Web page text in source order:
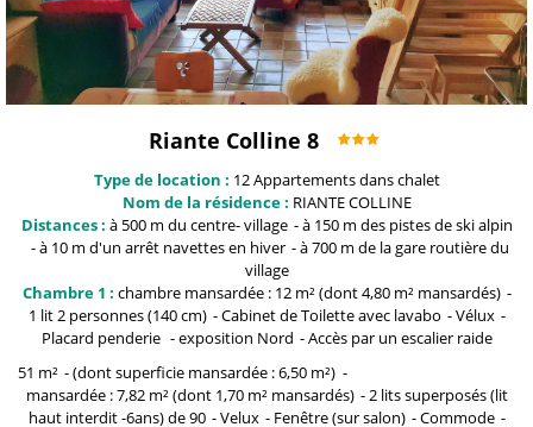
Riante Colline 8
Type de location : 12Appartements dans chalet
Nom de la résidence : RIANTE COLLINE
Distances : à 500 m du centre-village à 150 m des pistes de ski alpin
à 10 m d'un arrêt navettes en hiver à 700 m de la gare routière du
village
Chambre 1 : chambre mansardée : 12 m² (dont 4,80 m² mansardés)
1 lit 2 personnes (140 cm) Cabinet de Toiletteavec lavabo
Vélux
Placard penderie
exposition Nord Accès par un escalier raide
51 m² (dont superficie mansardée : 6,50 m²)
mansardée : 7,82 m² (dont 1,70 m² mansardés)
2 lits superposés (lit
haut interdit -6ans)de 90 Velux Fenêtre(sur salon) Commode